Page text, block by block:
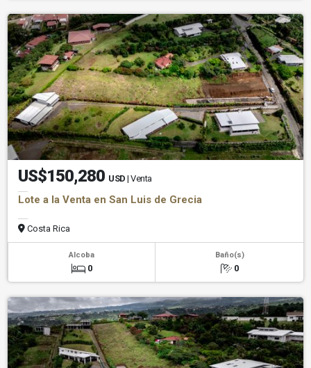
US$150,280 USD | Venta
Lote a la Venta en San Luis de Grecia
Costa Rica
Alcoba
0
Baño(s)
0